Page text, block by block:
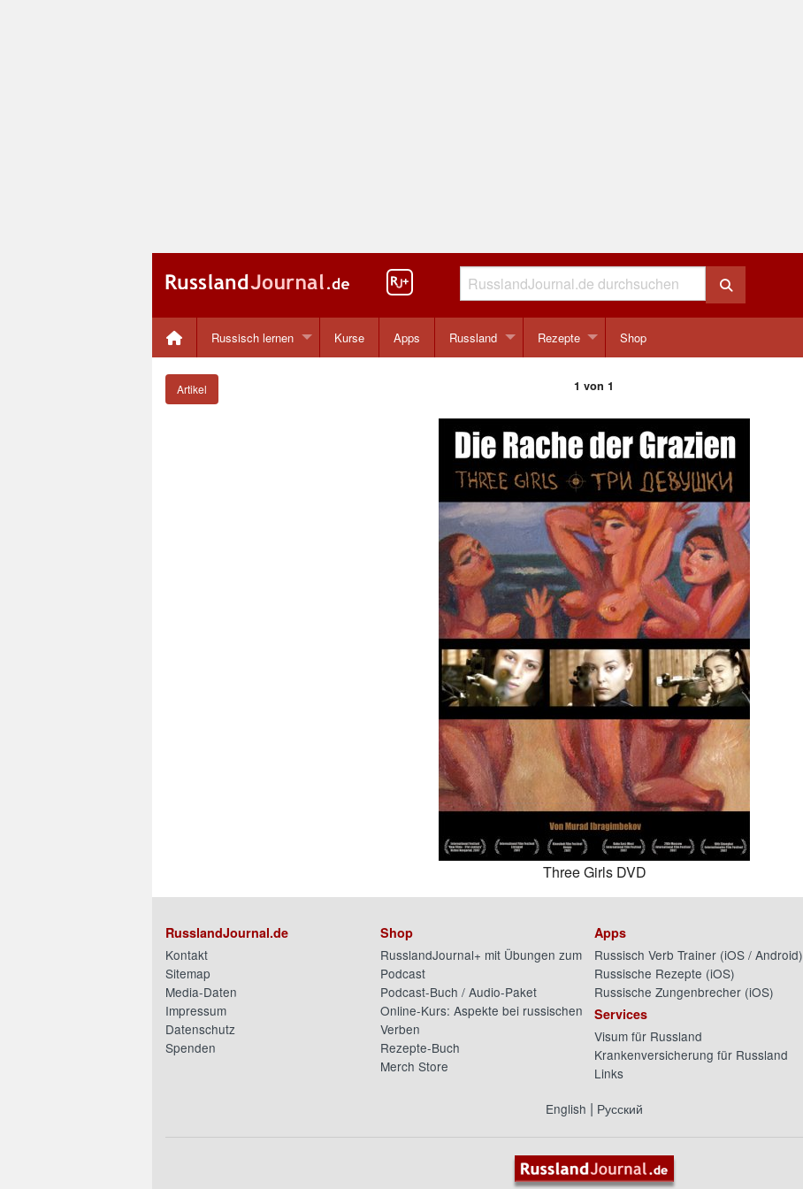
Russisch lernen Kurse Apps Russland Rezepte Shop
Artikel 1 von 1
Three Girls DVD
RusslandJournal.de
Kontakt
Sitemap
Media-Daten
Impressum
Datenschutz
Spenden
Shop
RusslandJournal+ mit Übungen zum
Podcast
Podcast-Buch / Audio-Paket
Online-Kurs: Aspekte bei russischen
Verben
Rezepte-Buch
Merch Store
Apps
Russisch Verb Trainer (iOS / Android)
Russische Rezepte (iOS)
Russische Zungenbrecher (iOS)
Services
Visum für Russland
Krankenversicherung für Russland
Links
English | Русский